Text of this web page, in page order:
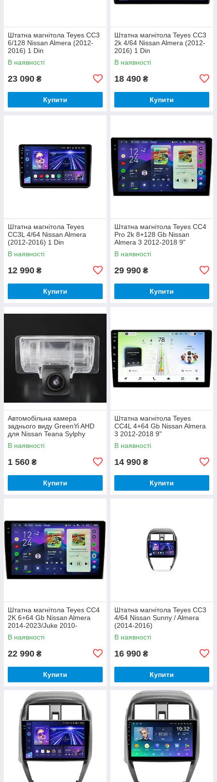
Штатна магнітола Teyes CC3
6/128 Nissan Almera (2012-
2016) 1 Din
В наявності
23 090 ₴
Купити
Штатна магнітола Teyes CC3
2k 4/64 Nissan Almera (2012-
2016) 1 Din
В наявності
18 490 ₴
Купити
Штатна магнітола Teyes
CC3L 4/64 Nissan Almera
(2012-2016) 1 Din
В наявності
12 990 ₴
Купити
Штатна магнітола Teyes CC4
Pro 2k 8+128 Gb Nissan
Almera 3 2012-2018 9"
В наявності
29 990 ₴
Купити
Автомобільна камера
заднього виду GreenYi AHD
для Nissan Teana Sylphy
Almera Sentra Versa Trazo
T70
В наявності
1 560 ₴
Купити
Штатна магнітола Teyes
CC4L 4+64 Gb Nissan Almera
3 2012-2018 9"
В наявності
14 990 ₴
Купити
Штатна магнітола Teyes CC4
2K 6+64 Gb Nissan Almera
2014-2023/Juke 2010-
2020/Micra, Note, Leaf 2013-
2017/Rogue 2011-2013/Versa,
В наявності
22 990 ₴
Купити
Штатна магнітола Teyes CC3
4/64 Nissan Sunny / Almera
(2014-2016)
В наявності
16 990 ₴
Купити